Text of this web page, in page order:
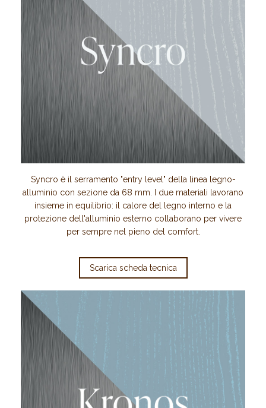
Syncro è il serramento "entry level" della linea legno-
alluminio con sezione da 68 mm. I due materiali lavorano
insieme in equilibrio: il calore del legno interno e la
protezione dell'alluminio esterno collaborano per vivere
per sempre nel pieno del comfort.
Scarica scheda tecnica